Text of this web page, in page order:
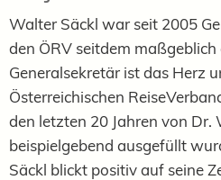
Walter Säckl war seit 2005
den ÖRV seitdem maßgeblich
Generalsekretär ist das Herz
Österreichischen
den letzten 20 Jahren von Dr.
beispielgebend ausgefüllt
Säckl blickt positiv auf seine